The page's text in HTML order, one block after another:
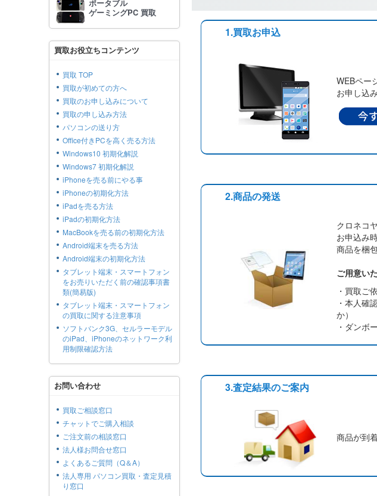
1.買取お申込
WEBペー
お申し込
2.商品の発送
クロネコ
お申込み
商品を梱
ご用意い
・買取ご
・本人確
か）
・ダンボ
3.査定結果のご案内
商品が到
ポータブル
ゲーミングPC 買取
買取お役立ちコンテンツ
買取 TOP
買取が初めての方へ
買取のお申し込みについて
買取の申し込み方法
パソコンの送り方
Office付きPCを高く売る方法
Windows10 初期化解説
Windows7 初期化解説
iPhoneを売る前にやる事
iPhoneの初期化方法
iPadを売る方法
iPadの初期化方法
MacBookを売る前の初期化方法
Android端末を売る方法
Android端末の初期化方法
タブレット端末・スマートフォン
をお売りいただく前の確認事項書
類(簡易版)
タブレット端末・スマートフォン
の買取に関する注意事項
ソフトバンク3G、セルラーモデル
のiPad、iPhoneのネットワーク利
用制限確認方法
お問い合わせ
買取ご相談窓口
チャットでご購入相談
ご注文前の相談窓口
法人様お問合せ窓口
よくあるご質問（Q＆A）
法人専用 パソコン買取・査定見積
り窓口